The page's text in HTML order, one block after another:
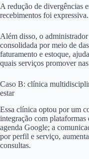
A redução de divergências
recebimentos foi expressiva.
Além disso, o
consolidada por meio de
faturamento e estoque,
quais serviços promover
Caso B: clínica
estar
Essa clínica optou por um
integração com
agenda Google; a
por perfil e serviço,
consultas.